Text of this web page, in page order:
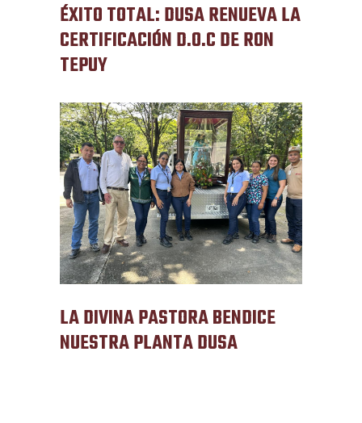
ÉXITO TOTAL: DUSA RENUEVA LA
CERTIFICACIÓN D.O.C DE RON
TEPUY
LA DIVINA PASTORA BENDICE
NUESTRA PLANTA DUSA